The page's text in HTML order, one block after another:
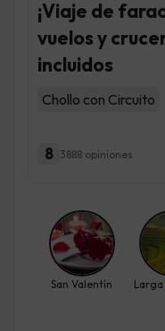
¡Viaje de
vuelos y
incluidos
Chollo con Circuito
8 3888 opiniones
San Valentín